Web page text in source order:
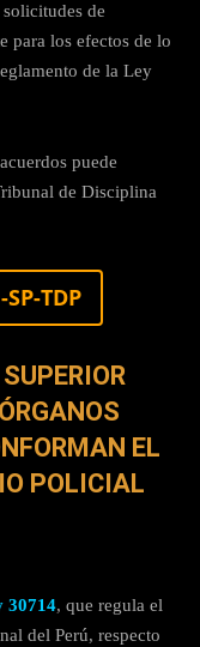
de
para los efectos de lo
de la Ley
puede
de Disciplina
TDP
EL
POLICIAL
30714, que regula el
del Perú, respecto